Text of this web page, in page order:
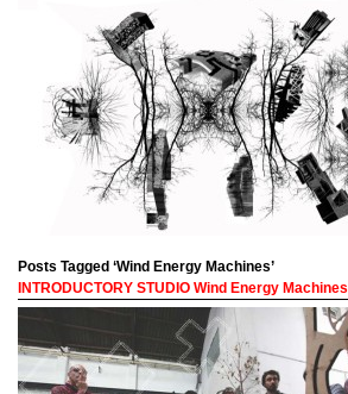
Posts Tagged ‘Wind Energy Machines’
INTRODUCTORY STUDIO Wind Energy Machines